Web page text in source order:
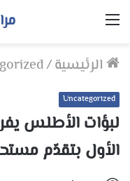
القائمة
الرئيسية/
Uncategorized
لبؤات الأطلس
الأول بتقدّم